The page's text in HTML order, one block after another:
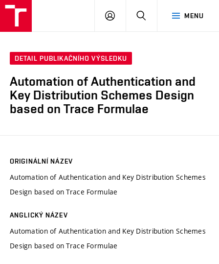
MENU
PŘIHLÁSIT
DETAIL PUBLIKAČNÍHO VÝSLEDKU
Automation of Authentication and
Key Distribution Schemes Design
based on Trace Formulae
ORIGINÁLNÍ NÁZEV
Automation of Authentication and Key Distribution Schemes
Design based on Trace Formulae
ANGLICKÝ NÁZEV
Automation of Authentication and Key Distribution Schemes
Design based on Trace Formulae